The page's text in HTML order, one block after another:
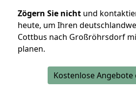
Zögern Sie nicht und
heute, um Ihren
Cottbus nach Großröhrsdorf
planen.
Kostenlose Angebote